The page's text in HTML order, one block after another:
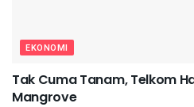
EKONOMI
Tak Cuma Tanam, Telkom
Mangrove